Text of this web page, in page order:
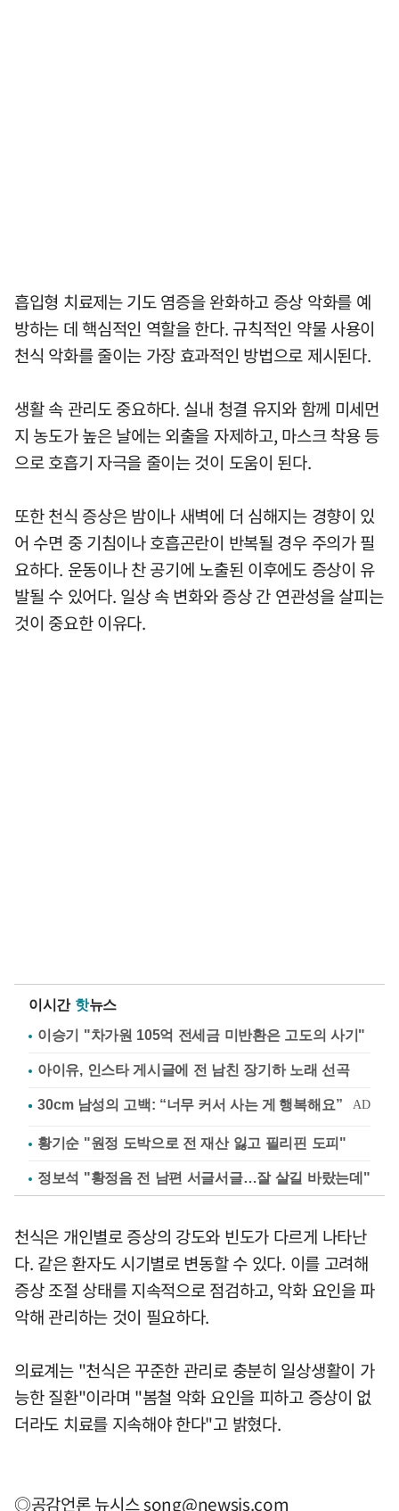
흡입형 치료제는 기도 염증을 완화하고 증상 악화를 예
방하는 데 핵심적인 역할을 한다. 규칙적인 약물 사용이
천식 악화를 줄이는 가장 효과적인 방법으로 제시된다.
생활 속 관리도 중요하다. 실내 청결 유지와 함께 미세먼
지 농도가 높은 날에는 외출을 자제하고, 마스크 착용 등
으로 호흡기 자극을 줄이는 것이 도움이 된다.
또한 천식 증상은 밤이나 새벽에 더 심해지는 경향이 있
어 수면 중 기침이나 호흡곤란이 반복될 경우 주의가 필
요하다. 운동이나 찬 공기에 노출된 이후에도 증상이 유
발될 수 있어다. 일상 속 변화와 증상 간 연관성을 살피는
것이 중요한 이유다.
이시간 핫뉴스
이승기 "차가원 105억 전세금 미반환은 고도의 사기"
아이유, 인스타 게시글에 전 남친 장기하 노래 선곡
황기순 "원정 도박으로 전 재산 잃고 필리핀 도피"
정보석 "황정음 전 남편 서글서글…잘 살길 바랐는데"
천식은 개인별로 증상의 강도와 빈도가 다르게 나타난
다. 같은 환자도 시기별로 변동할 수 있다. 이를 고려해
증상 조절 상태를 지속적으로 점검하고, 악화 요인을 파
악해 관리하는 것이 필요하다.
의료계는 "천식은 꾸준한 관리로 충분히 일상생활이 가
능한 질환"이라며 "봄철 악화 요인을 피하고 증상이 없
더라도 치료를 지속해야 한다"고 밝혔다.
◎공감언론 뉴시스song@newsis.com